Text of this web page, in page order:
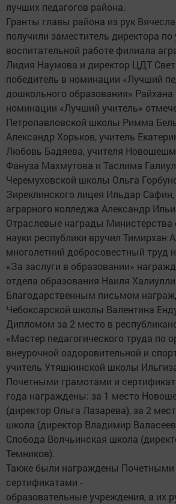
лучших педагогов района.
Гранты главы района из рук
получили заместитель директора по
воспитательной работе филиала
Лидия Наумова и директор ЦДТ
победитель в номинации «Лучший
дошкольного образования» Райхана
номинации «Лучший учитель»
Петропавловской школы Римма
Александр Хорьков, учитель
Любовь Бадяева, учителя
Фануза Махмутова и Таслима
Черемуховской школы Ольга
Зиреклинского лицея Ильдар
аграрного колледжа Александр
Отраслевые награды Министерства
науки республики вручил Тимирхан
многолетний добросовестный труд
«За заслуги в образовании»
отдела образования Наиля
Благодарственным письмом
Чебоксарской школы Валентина
Дипломом за 2 место в
«Мастер педагогического труда по
внеурочной оздоровительной и
учитель Утяшкинской школы
Почетными грамотами и
года награждены: за 1 место
(директор Ольга Лазарева), за 2
школа (директор Владимир
Слобода Волчьинская школа
Темников).
Также были награждены Почетными
сертификатами -
образовательные учреждения, а их